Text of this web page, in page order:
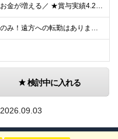
＼毎月手元に残るお金が増える／ ★賞与実績4.25ヶ月分（年間120万円～140万円以上の支給実績あり） ★家賃・駐車場代の最大8割を会社が負担！家計の支出を大幅にカット ★残業代は1分単位（合計1時
＼関東・長野県内のみ！遠方への転勤はありません／ ★全事業所がIC近く！マイカーで快適に通勤可能です ★引越し費用や単身赴任時の家賃・家具家電の賃料も全額負担します ◎京浜事業所 神奈川県横浜市都筑
検討中に入れる
2026.09.03